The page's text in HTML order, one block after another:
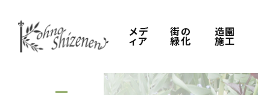
メデ
ィア
街の
緑化
造園
施工